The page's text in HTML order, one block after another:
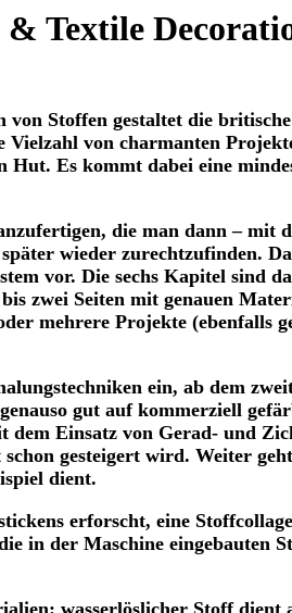
Textile
Stoffen gestaltet die
von charmanten
Es kommt dabei eine
die man dann – mit
wieder zurechtzufinden.
vor. Die sechs Kapitel sind
zwei Seiten mit genauen
mehrere Projekte (ebenfalls
ein, ab dem
gut auf kommerziell
Einsatz von Gerad- und
gesteigert wird. Weiter
dient.
erforscht, eine
in der Maschine eingebauten
wasserlöslicher Stoff dient